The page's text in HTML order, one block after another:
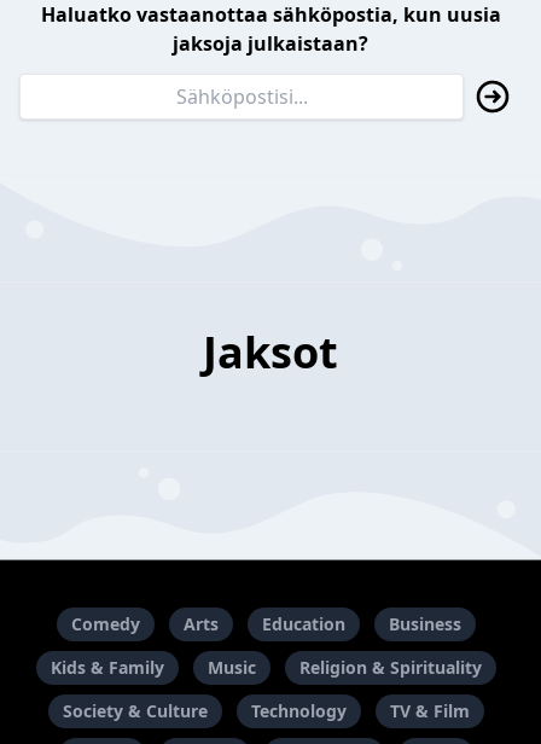
Haluatko vastaanottaa sähköpostia, kun uusia
jaksoja julkaistaan?
Jaksot
Comedy Arts Education
Business
Kids & Family
Music
Religion & Spirituality
Society & Culture
Technology
TV & Film